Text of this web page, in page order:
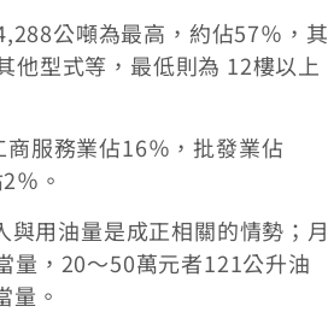
公噸為最高，約佔57％，其
他型式等，最低則為 12樓以上
服務業佔16％，批發業佔
％。
用油量是成正相關的情勢；月
量，20～50萬元者121公升油
量。